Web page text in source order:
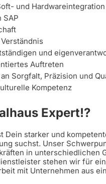
und Hardwareintegration
SAP
und
Auftreten
Sorgfalt, Präzision und
Kompetenz
Expert!?
Dein starker und
suchst. Unser
in unterschiedlichen
stehen wir für
mit Unternehmen aus